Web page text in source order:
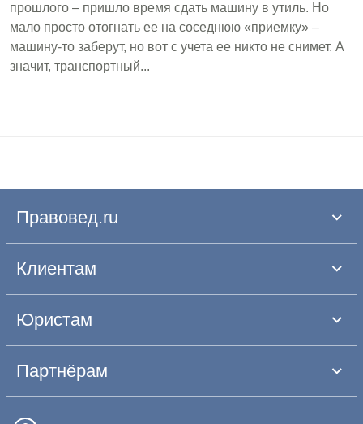
прошлого – пришло время сдать машину в утиль. Но
мало просто отогнать ее на соседнюю «приемку» –
машину-то заберут, но вот с учета ее никто не снимет. А
значит, транспортный...
Правовед.ru
Клиентам
Юристам
Партнёрам